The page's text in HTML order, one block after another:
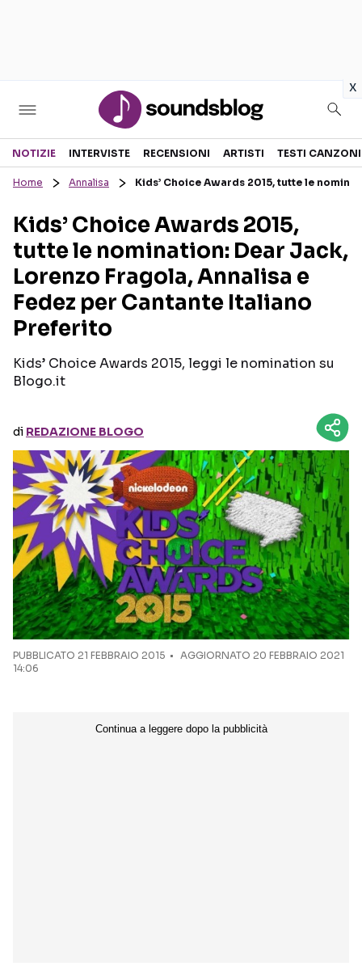
x
Sezioni
RECENSIONI MUSICALI
INTERVISTE
GOSSIP E CURIOSITÀ
TESTI CANZONI
TOUR ED EVENTI
TALENT SHOW
NOTIZIE INTERVISTE RECENSIONI ARTISTI TESTI CANZONI
Home Annalisa Kids’ Choice Awards 2015, tutte le
Kids’ Choice Awards 2015,
tutte le nomination: Dear Jack,
Lorenzo Fragola, Annalisa e
Fedez per Cantante Italiano
Preferito
Kids’ Choice Awards 2015, leggi le nomination su
Blogo.it
di REDAZIONE BLOGO
PUBBLICATO 21 FEBBRAIO 2015
AGGIORNATO 20 FEBBRAIO 2021
14:06